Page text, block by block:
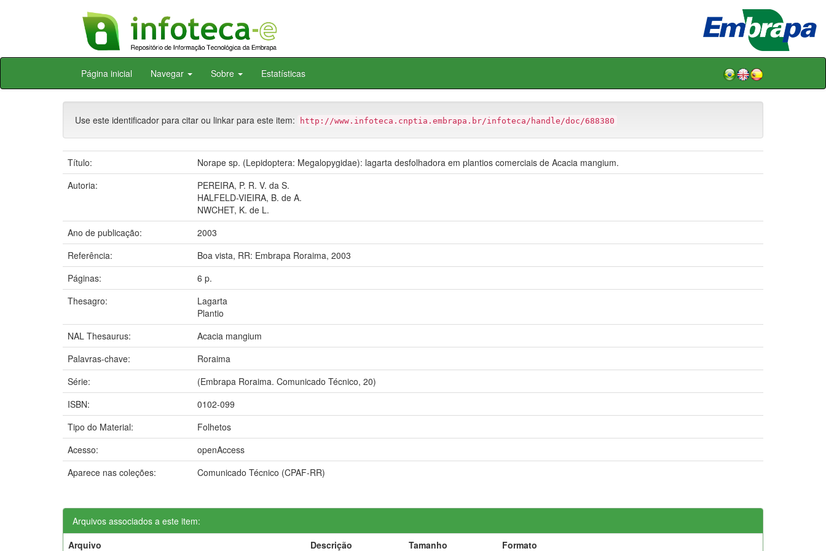
Skip
Página inicial Navegar Sobre Estatísticas
Use este identificador para citar ou linkar para este item: http://www.infoteca.cnptia.embrapa.br/infoteca/handle/doc/688380
Título:
Norape sp. (Lepidoptera: Megalopygidae): lagarta desfolhadora em plantios comerciais de Acacia mangium.
Autoria:
PEREIRA, P. R. V. da S.
HALFELD-VIEIRA, B. de A.
NWCHET, K. de L.
Ano de publicação:
2003
Referência:
Boa vista, RR: Embrapa Roraima, 2003
Páginas:
6 p.
Thesagro:
Lagarta
Plantio
NAL Thesaurus:
Acacia mangium
Palavras-chave:
Roraima
Série:
(Embrapa Roraima. Comunicado Técnico, 20)
ISBN:
0102-099
Tipo do Material:
Folhetos
Acesso:
openAccess
Aparece nas coleções:
Comunicado Técnico (CPAF-RR)
Arquivos associados a este item:
Arquivo
Descrição Tamanho Formato